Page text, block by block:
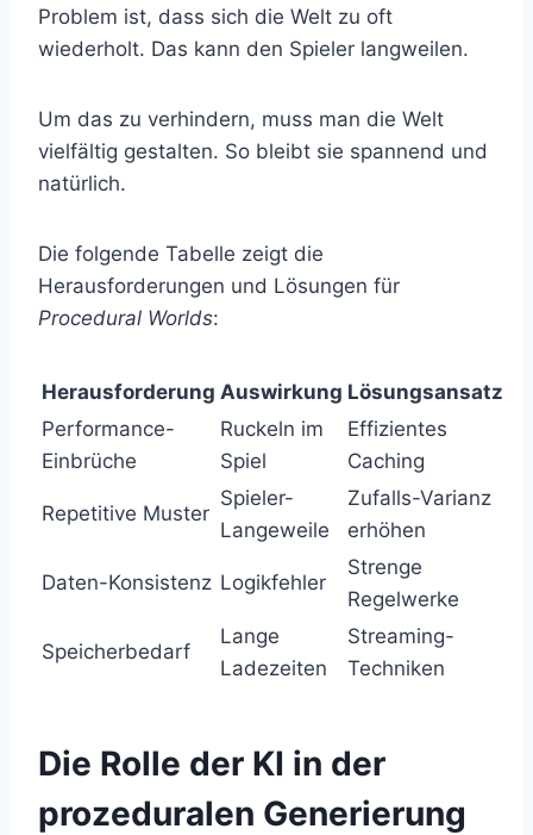
Problem ist, dass sich die Welt zu oft
wiederholt. Das kann den Spieler langweilen.
Um das zu verhindern, muss man die Welt
vielfältig gestalten. So bleibt sie spannend und
natürlich.
Die folgende Tabelle zeigt die
Herausforderungen und Lösungen für
Procedural Worlds:
Herausforderung Auswirkung Lösungsansatz
Performance-
Einbrüche
Ruckeln im
Spiel
Effizientes
Caching
Repetitive Muster
Spieler-
Langeweile
Zufalls-Varianz
erhöhen
Daten-Konsistenz Logikfehler
Strenge
Regelwerke
Speicherbedarf
Lange
Ladezeiten
Streaming-
Techniken
Die Rolle der KI in der
prozeduralen Generierung